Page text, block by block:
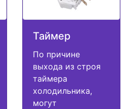
Таймер
По причине
выхода из строя
таймера
холодильника,
могут